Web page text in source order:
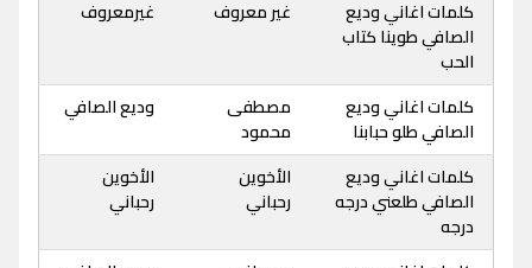
كلمات اغاني وديع
الصافي طوينا كتاب
الحب
غير معروف غيرمعروف
كلمات اغاني وديع
الصافي طلو حبابنا
مصطفى
محمود
وديع الصافي
كلمات اغاني وديع
الصافي طلعني درجه
درجه
الأخوين
رحباني
الأخوين
رحباني